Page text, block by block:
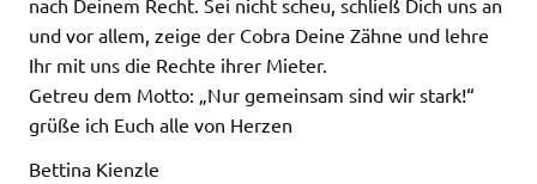
und vor allem, zeige der Cobra Deine Zähne und lehre
Ihr mit uns die Rechte ihrer Mieter.
Getreu dem Motto: „Nur gemeinsam sind wir stark!“
grüße ich Euch alle von Herzen
Bettina Kienzle